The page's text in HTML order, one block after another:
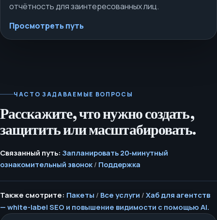
отчётность для заинтересованных лиц.
Просмотреть путь
ЧАСТО ЗАДАВАЕМЫЕ ВОПРОСЫ
Расскажите, что нужно создать,
защитить или масштабировать.
Связанный путь: Запланировать 20‑минутный
ознакомительный звонок / Поддержка
Также смотрите: Пакеты / Все услуги / Хаб для агентств
— white-label SEO и повышение видимости с помощью AI.